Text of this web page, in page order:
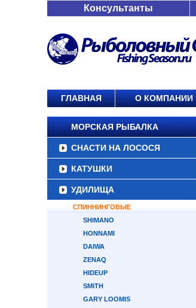
Консультанты
ГЛАВНАЯ О КОМПАНИИ
МОРСКАЯ РЫБАЛКА
СНАСТИ НА ЛОСОСЯ
КАТУШКИ
УДИЛИЩА
СПИННИНГОВЫЕ
SHIMANO
HONNAMI
DAIWA
ZENAQ
HIDEUP
SMITH
GARY LOOMIS